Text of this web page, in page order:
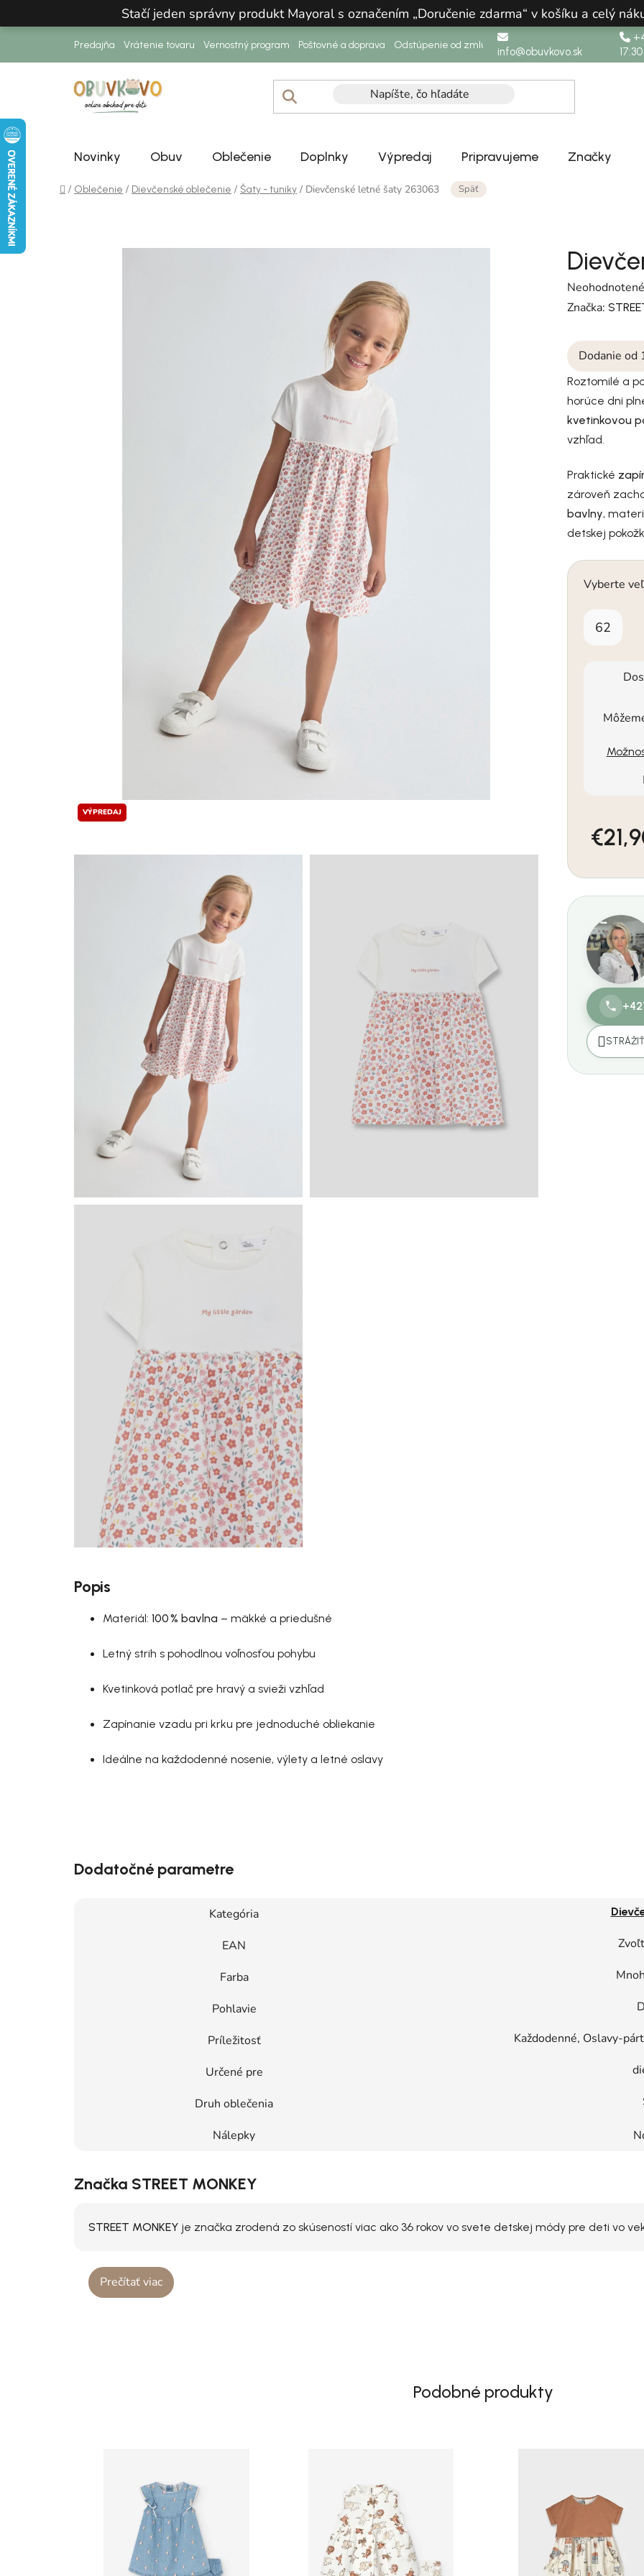
Stačí jeden správny produkt Mayoral s označením „Doručenie zdarma“ v košíku a celý
Predajňa Vrátenie tovaru Vernostný program Poštovné a doprava Odstúpenie od zmluvy info@obuvkovo.sk
17:30
Novinky Obuv Oblečenie Doplnky Výpredaj Pripravujeme Značky
Domov
/ Oblečenie / Dievčenské oblečenie / Šaty - tuniky / Dievčenské letné šaty 263063 Späť
Priemerné
Neohodnotené
Značka:
Dodanie od
Roztomilé a
horúce dni
kvetinkovou
vzhľad.
Praktické
zároveň
bavlny,
detskej
Vyberte
62
VÝPREDAJ
Popis
Materiál: 100 % bavlna – mäkké a priedušné
Letný strih s pohodlnou voľnosťou pohybu
Kvetinková potlač pre hravý a svieži vzhľad
Zapínanie vzadu pri krku pre jednoduché obliekanie
Ideálne na každodenné nosenie, výlety a letné oslavy
Dodatočné parametre
Kategória
EAN
Farba
Pohlavie
Príležitosť Každodenné, Oslavy-
Určené pre
Druh oblečenia
Nálepky
Značka STREET MONKEY
STREET MONKEY je značka zrodená zo skúseností viac ako 36 rokov vo svete detskej módy pre deti vo
Prečítať viac
Podobné produkty